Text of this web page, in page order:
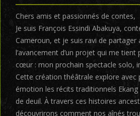
Chers amis et passionnés de contes,
Je suis François Essindi Abakuya,
Cameroun, et je suis ravi de partager
l’avancement d’un projet qui me
cœur : mon prochain spectacle solo,
Cette création théâtrale explore avec
émotion les récits traditionnels
de deuil. À travers ces histoires
découvrirons comment nos aînés